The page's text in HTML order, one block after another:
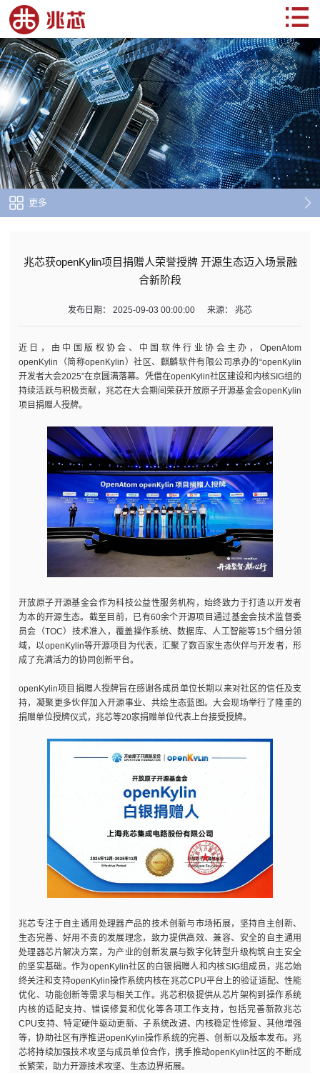
更多
兆芯获openKylin项目捐赠人荣誉授牌 开源生态迈入场景融
合新阶段
发布日期： 2025-09-03 00:00:00 来源： 兆芯
近日，由中国版权协会、中国软件行业协会主办，OpenAtom
openKylin（简称openKylin）社区、麒麟软件有限公司承办的“openKylin
开发者大会2025”在京圆满落幕。凭借在openKylin社区建设和内核SIG组的
持续活跃与积极贡献，兆芯在大会期间荣获开放原子开源基金会openKylin
项目捐赠人授牌。
开放原子开源基金会作为科技公益性服务机构，始终致力于打造以开发者
为本的开源生态。截至目前，已有60余个开源项目通过基金会技术监督委
员会（TOC）技术准入，覆盖操作系统、数据库、人工智能等15个细分领
域，以openKylin等开源项目为代表，汇聚了数百家生态伙伴与开发者，形
成了充满活力的协同创新平台。
openKylin项目捐赠人授牌旨在感谢各成员单位长期以来对社区的信任及支
持，凝聚更多伙伴加入开源事业、共绘生态蓝图。大会现场举行了隆重的
捐赠单位授牌仪式，兆芯等20家捐赠单位代表上台接受授牌。
兆芯专注于自主通用处理器产品的技术创新与市场拓展，坚持自主创新、
生态完善、好用不贵的发展理念，致力提供高效、兼容、安全的自主通用
处理器芯片解决方案，为产业的创新发展与数字化转型升级构筑自主安全
的坚实基础。作为openKylin社区的白银捐赠人和内核SIG组成员，兆芯始
终关注和支持openKylin操作系统内核在兆芯CPU平台上的验证适配、性能
优化、功能创新等需求与相关工作。兆芯积极提供从芯片架构到操作系统
内核的适配支持、错误修复和优化等各项工作支持，包括完善新款兆芯
CPU支持、特定硬件驱动更新、子系统改进、内核稳定性修复、其他增强
等，协助社区有序推进openKylin操作系统的完善、创新以及版本发布。兆
芯将持续加强技术攻坚与成员单位合作，携手推动openKylin社区的不断成
长繁荣，助力开源技术攻坚、生态边界拓展。